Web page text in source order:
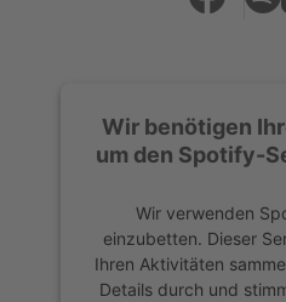
Wir benötigen
um den Spotify-
Wir verwenden
einzubetten. Dieser
Ihren Aktivitäten
Details durch und